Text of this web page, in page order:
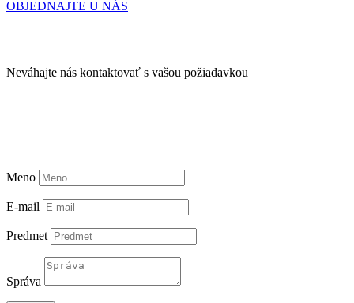
OBJEDNAJTE U NÁS
Neváhajte nás kontaktovať s vašou požiadavkou
Meno
E-mail
Predmet
Správa